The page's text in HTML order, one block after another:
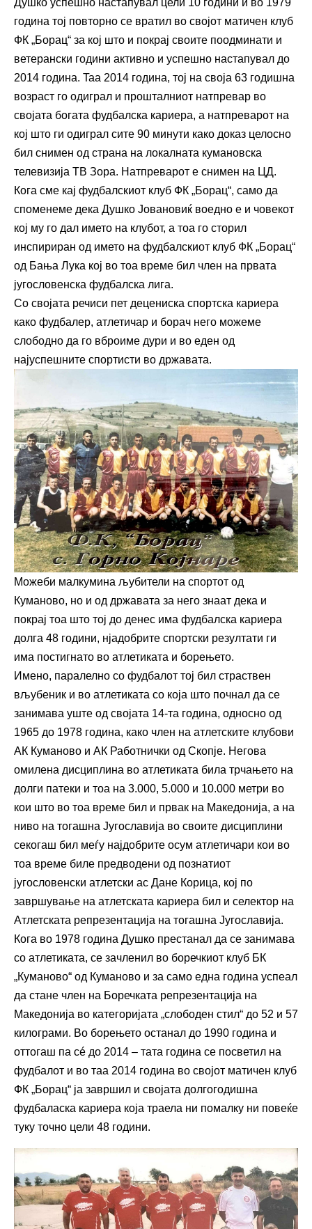
Душко успешно настапувал цели 10 години и во 1979
година тој повторно се вратил во својот матичен клуб
ФК „Борац“ за кој што и покрај своите поодминати и
ветерански години активно и успешно настапувал до
2014 година. Taa 2014 година, тој на своја 63 годишна
возраст го одиграл и прошталниот натпревар во
својата богата фудбалска кариера, а натпреварот на
кој што ги одиграл сите 90 минути како доказ целосно
бил снимен од страна на локалната кумановска
телевизија ТВ Зора. Натпреварот е снимен на ЦД.
Кога сме кај фудбалскиот клуб ФК „Борац“, само да
споменеме дека Душко Јовановиќ воедно е и човекот
кој му го дал името на клубот, а тоа го сторил
инспириран од името на фудбалскиот клуб ФК „Борац“
од Бања Лука кој во тоа време бил член на првата
југословенска фудбалска лига.
Со својата речиси пет децениска спортска кариера
како фудбалер, атлетичар и борач него можеме
слободно да го вброиме дури и во еден од
најуспешните спортисти во државата.
Можеби малкумина љубители на спортот од
Куманово, но и од државата за него знаат дека и
покрај тоа што тој до денес има фудбалска кариера
долга 48 години, нјадобрите спортски резултати ги
има постигнато во атлетиката и борењето.
Имено, паралелно со фудбалот тој бил страствен
вљубеник и во атлетиката со која што почнал да се
занимава уште од својата 14-та година, односно од
1965 до 1978 година, како член на атлетските клубови
АК Куманово и АК Работнички од Скопје. Негова
омилена дисциплина во атлетиката била трчањето на
долги патеки и тоа на 3.000, 5.000 и 10.000 метри во
кои што во тоа време бил и првак на Македонија, а на
ниво на тогашна Југославија во своите дисциплини
секогаш бил меѓу најдобрите осум атлетичари кои во
тоа време биле предводени од познатиот
југословенски атлетски ас Дане Корица, кој по
завршување на атлетската кариера бил и селектор на
Атлетската репрезентација на тогашна Југославија.
Кога во 1978 година Душко престанал да се занимава
со атлетиката, се зачленил во боречкиот клуб БК
„Куманово“ од Куманово и за само една година успеал
да стане член на Боречката репрезентација на
Македонија во категоријата „слободен стил“ до 52 и 57
килограми. Во борењето останал до 1990 година и
оттогаш па сé до 2014 – тата година се посветил на
фудбалот и во таа 2014 година во својот матичен клуб
ФК „Борац“ ја завршил и својата долгогодишна
фудбаласка кариера која траела ни помалку ни повеќе
туку точно цели 48 години.